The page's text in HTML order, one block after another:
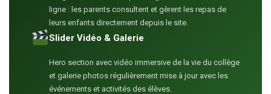
ligne : les parents consultent et gèrent les repas de
leurs enfants directement depuis le site.
Slider Vidéo & Galerie
Hero section avec vidéo immersive de la vie du collège
et galerie photos régulièrement mise à jour avec les
événements et activités des élèves.